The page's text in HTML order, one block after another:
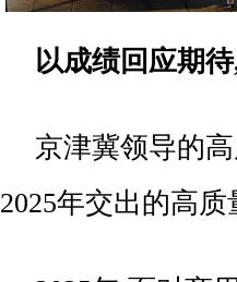
以成绩回应期
京津冀领导的
2025年交出的高质